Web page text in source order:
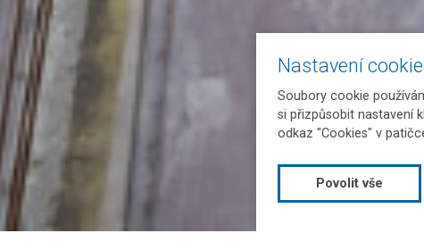
Nastavení
Soubory cookie
si přizpůsobit nastavení
odkaz "Cookies" v
Povolit vše